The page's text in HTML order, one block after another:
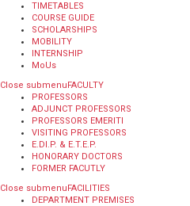
TIMETABLES
COURSE GUIDE
SCHOLARSHIPS
MOBILITY
INTERNSHIP
MoUs
Close submenuFACULTY
PROFESSORS
ADJUNCT PROFESSORS
PROFESSORS EMERITI
VISITING PROFESSORS
E.DI.P. & E.T.E.P.
HONORARY DOCTORS
FORMER FACUTLY
Close submenuFACILITIES
DEPARTMENT PREMISES